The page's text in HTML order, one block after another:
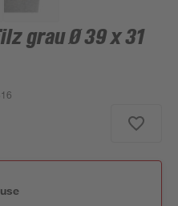
grau Ø 39 x 31